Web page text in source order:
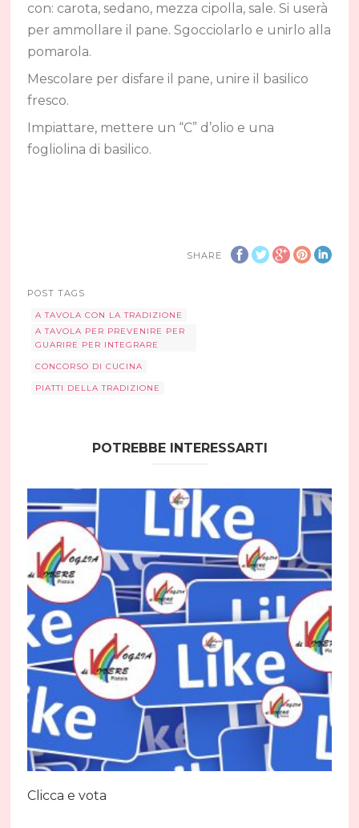
con: carota, sedano, mezza cipolla, sale. Si userà
per ammollare il pane. Sgocciolarlo e unirlo alla
pomarola.
Mescolare per disfare il pane, unire il basilico
fresco.
Impiattare, mettere un “C” d’olio e una
fogliolina di basilico.
SHARE
POST TAGS
A TAVOLA CON LA TRADIZIONE
A TAVOLA PER PREVENIRE PER
GUARIRE PER INTEGRARE
CONCORSO DI CUCINA
PIATTI DELLA TRADIZIONE
POTREBBE INTERESSARTI
Clicca e vota